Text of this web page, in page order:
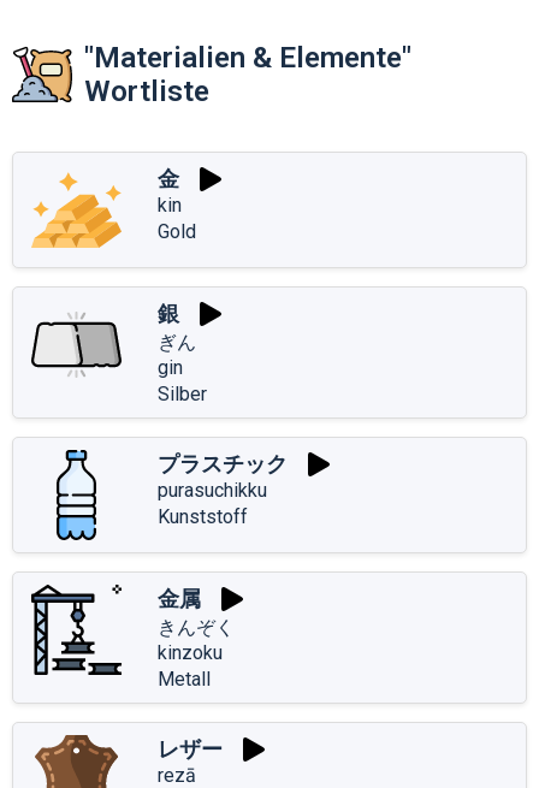
"Materialien & Elemente"
Wortliste
金
kin
Gold
銀
ぎん
gin
Silber
プラスチック
purasuchikku
Kunststoff
金属
きんぞく
kinzoku
Metall
レザー
rezā